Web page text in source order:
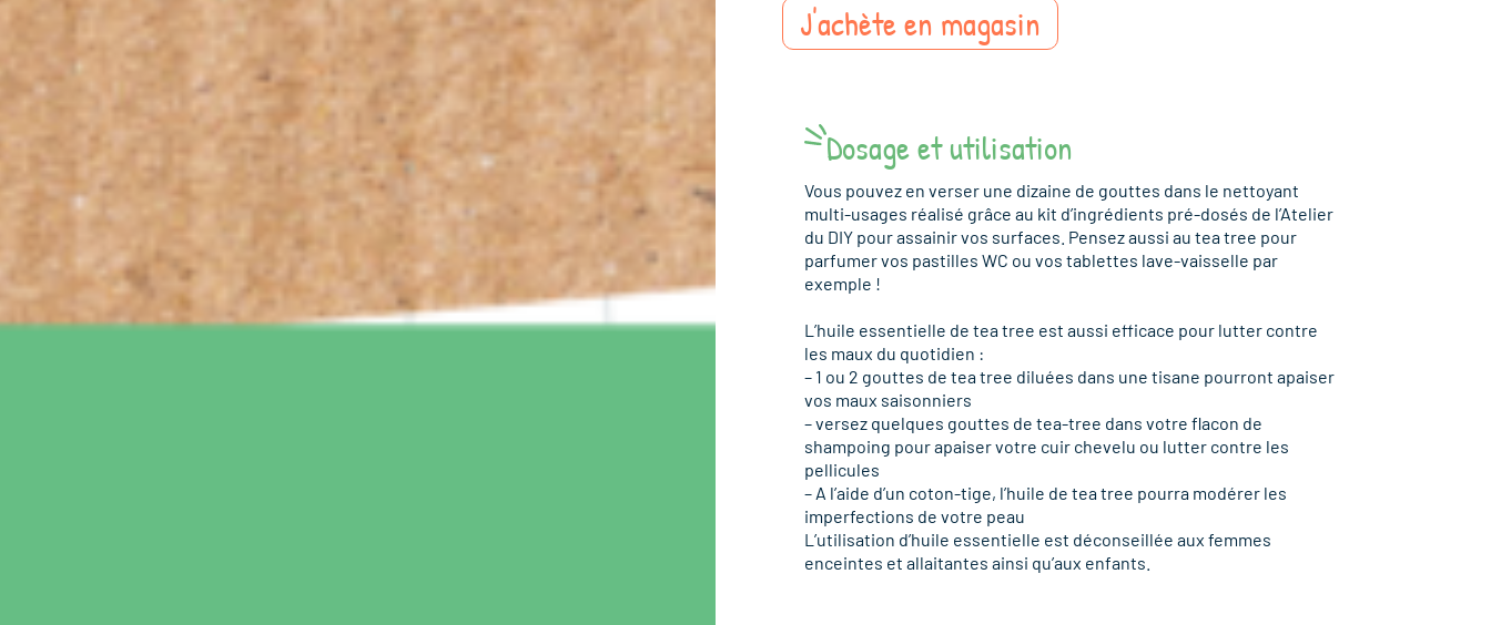
J'achète en magasin
Dosage et utilisation
Vous pouvez en verser une dizaine de gouttes dans le nettoyant
multi-usages réalisé grâce au kit d’ingrédients pré-dosés de l’Atelier
du DIY pour assainir vos surfaces. Pensez aussi au tea tree pour
parfumer vos pastilles WC ou vos tablettes lave-vaisselle par
exemple !
L’huile essentielle de tea tree est aussi efficace pour lutter contre
les maux du quotidien :
– 1 ou 2 gouttes de tea tree diluées dans une tisane pourront apaiser
vos maux saisonniers
– versez quelques gouttes de tea-tree dans votre flacon de
shampoing pour apaiser votre cuir chevelu ou lutter contre les
pellicules
– A l’aide d’un coton-tige, l’huile de tea tree pourra modérer les
imperfections de votre peau
L’utilisation d’huile essentielle est déconseillée aux femmes
enceintes et allaitantes ainsi qu’aux enfants.